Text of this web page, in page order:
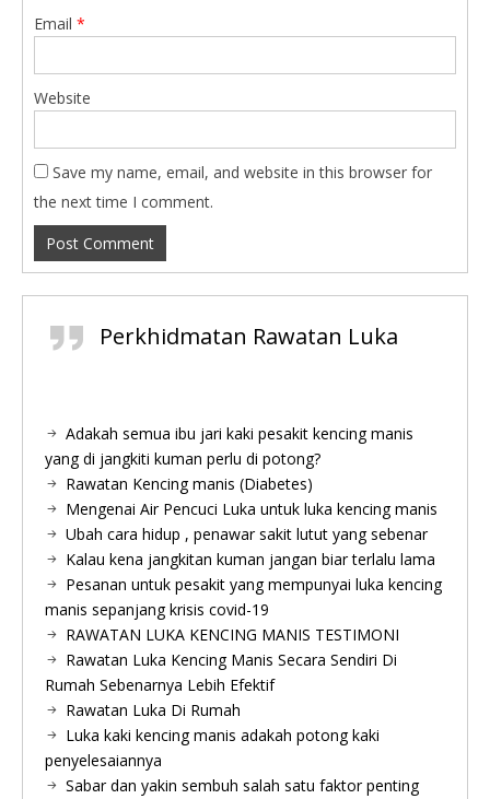
Email *
Website
Save my name, email, and website in this browser for
the next time I comment.
Perkhidmatan Rawatan Luka
Adakah semua ibu jari kaki pesakit kencing manis
yang di jangkiti kuman perlu di potong?
Rawatan Kencing manis (Diabetes)
Mengenai Air Pencuci Luka untuk luka kencing manis
Ubah cara hidup , penawar sakit lutut yang sebenar
Kalau kena jangkitan kuman jangan biar terlalu lama
Pesanan untuk pesakit yang mempunyai luka kencing
manis sepanjang krisis covid-19
RAWATAN LUKA KENCING MANIS TESTIMONI
Rawatan Luka Kencing Manis Secara Sendiri Di
Rumah Sebenarnya Lebih Efektif
Rawatan Luka Di Rumah
Luka kaki kencing manis adakah potong kaki
penyelesaiannya
Sabar dan yakin sembuh salah satu faktor penting